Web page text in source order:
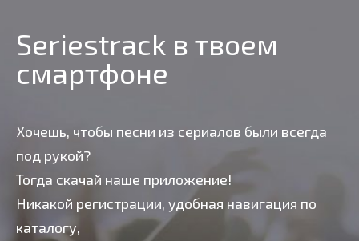
Seriestrack в твоем
смартфоне
Хочешь, чтобы песни из сериалов были всегда
под рукой?
Тогда скачай наше приложение!
Никакой регистрации, удобная навигация по
каталогу,